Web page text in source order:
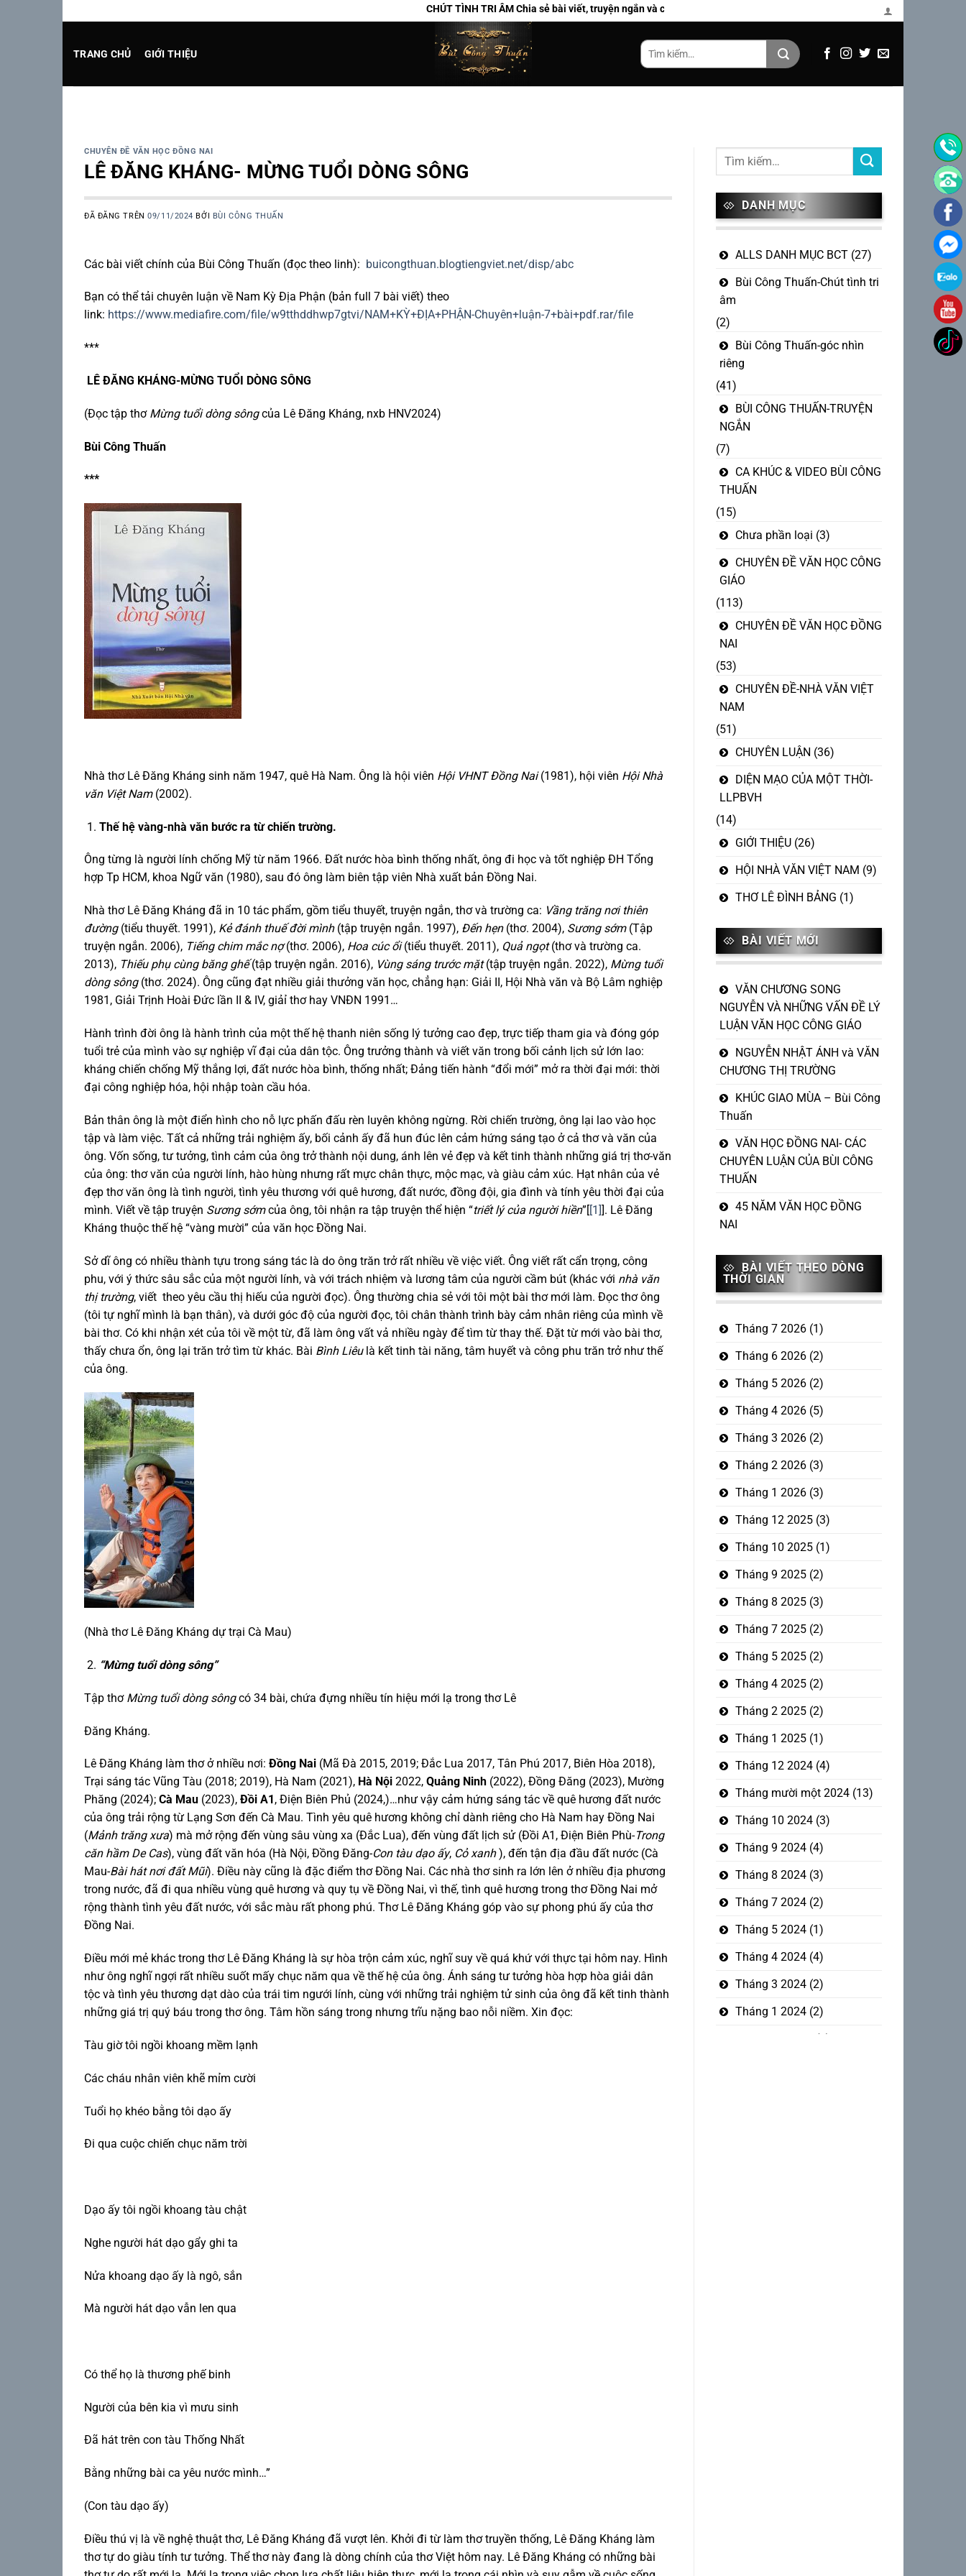
đến
dung
CHÚT TÌNH TRI ÂM Chia sẻ bài viết, truyện ngắn và ca khúc của Bùi Công Thuấn
TRANG CHỦ GIỚI THIỆU
Tìm
kiếm:
CHUYÊN ĐỀ VĂN HỌC ĐỒNG NAI
LÊ ĐĂNG KHÁNG- MỪNG TUỔI DÒNG SÔNG
ĐÃ ĐĂNG TRÊN09/11/2024 BỞI BÙI CÔNG THUẤN
Các bài viết chính của Bùi Công Thuấn (đọc theo linh): buicongthuan.blogtiengviet.net/disp/abc
Bạn có thể tải chuyên luận về Nam Kỳ Địa Phận (bản full 7 bài viết) theo
link: https://www.mediafire.com/file/w9tthddhwp7gtvi/NAM+KỲ+ĐỊA+PHẬN-Chuyên+luận-7+bài+pdf.rar/file
***
LÊ ĐĂNG KHÁNG-MỪNG TUỔI DÒNG SÔNG
(Đọc tập thơ Mừng tuổi dòng sôngcủa Lê Đăng Kháng, nxb HNV2024)
Bùi Công Thuấn
***
Nhà thơ Lê Đăng Kháng sinh năm 1947, quê Hà Nam. Ông là hội viên Hội VHNT Đồng Nai(1981), hội viên Hội Nhà
văn Việt Nam(2002).
Thế hệ vàng-nhà văn bước ra từ chiến trường.
Ông từng là người lính chống Mỹ từ năm 1966. Đất nước hòa bình thống nhất, ông đi học và tốt nghiệp ĐH Tổng
hợp Tp HCM, khoa Ngữ văn (1980), sau đó ông làm biên tập viên Nhà xuất bản Đồng Nai.
Nhà thơ Lê Đăng Kháng đã in 10 tác phẩm, gồm tiểu thuyết, truyện ngắn, thơ và trường ca: Vầng trăng nơi thiên
đường(tiểu thuyết. 1991), Kẻ đánh thuế đời mình(tập truyện ngắn. 1997), Đến hẹn(thơ. 2004), Sương sớm(Tập
truyện ngắn. 2006), Tiếng chim mắc nợ(thơ. 2006), Hoa cúc ổi(tiểu thuyết. 2011), Quả ngọt(thơ và trường ca.
2013), Thiếu phụ cùng băng ghế(tập truyện ngắn. 2016), Vùng sáng trước mặt(tập truyện ngắn. 2022), Mừng tuổi
dòng sông(thơ. 2024). Ông cũng đạt nhiều giải thưởng văn học, chẳng hạn: Giải II, Hội Nhà văn và Bộ Lâm nghiệp
1981, Giải Trịnh Hoài Đức lần II & IV, giảỉ thơ hay VNĐN 1991…
Hành trình đời ông là hành trình của một thế hệ thanh niên sống lý tưởng cao đẹp, trực tiếp tham gia và đóng góp
tuổi trẻ của mình vào sự nghiệp vĩ đại của dân tộc. Ông trưởng thành và viết văn trong bối cảnh lịch sử lớn lao:
kháng chiến chống Mỹ thắng lợi, đất nước hòa bình, thống nhất; Đảng tiến hành “đổi mới” mở ra thời đại mới: thời
đại công nghiệp hóa, hội nhập toàn cầu hóa.
Bản thân ông là một điển hình cho nỗ lực phấn đấu rèn luyên không ngừng. Rời chiến trường, ông lại lao vào học
tập và làm việc. Tất cả những trải nghiệm ấy, bối cảnh ấy đã hun đúc lên cảm hứng sáng tạo ở cả thơ và văn của
ông. Vốn sống, tư tưởng, tình cảm của ông trở thành nội dung, ánh lên vẻ đẹp và kết tinh thành những giá trị thơ-văn
của ông: thơ văn của người lính, hào hùng nhưng rất mực chân thực, mộc mạc, và giàu cảm xúc. Hạt nhân của vẻ
đẹp thơ văn ông là tình người, tình yêu thương với quê hương, đất nước, đồng đội, gia đình và tính yêu thời đại của
mình. Viết về tập truyện Sương sớmcủa ông, tôi nhận ra tập truyện thể hiện “triết lý của người hiền”[[1]]. Lê Đăng
Kháng thuộc thế hệ “vàng mười” của văn học Đồng Nai.
Sở dĩ ông có nhiều thành tựu trong sáng tác là do ông trăn trở rất nhiều về việc viết. Ông viết rất cẩn trọng, công
phu, với ý thức sâu sắc của một người lính, và với trách nhiệm và lương tâm của người cầm bút (khác với nhà văn
thị trường, viết theo yêu cầu thị hiếu của người đọc). Ông thường chia sẻ với tôi một bài thơ mới làm. Đọc thơ ông
(tôi tự nghĩ mình là bạn thân), và dưới góc độ của người đọc, tôi chân thành trình bày cảm nhân riêng của mình về
bài thơ. Có khi nhận xét của tôi về một từ, đã làm ông vất vả nhiều ngày để tìm từ thay thế. Đặt từ mới vào bài thơ,
thấy chưa ổn, ông lại trăn trở tìm từ khác. Bài Bình Liêulà kết tinh tài năng, tâm huyết và công phu trăn trở như thế
của ông.
(Nhà thơ Lê Đăng Kháng dự trại Cà Mau)
“Mừng tuổi dòng sông”
Tập thơ Mừng tuổi dòng sôngcó 34 bài, chứa đựng nhiều tín hiệu mới lạ trong thơ Lê
Đăng Kháng.
Lê Đăng Kháng làm thơ ở nhiều nơi: Đồng Nai (Mã Đà 2015, 2019; Đắc Lua 2017, Tân Phú 2017, Biên Hòa 2018),
Trại sáng tác Vũng Tàu (2018; 2019), Hà Nam (2021), Hà Nội 2022, Quảng Ninh (2022), Đồng Đăng (2023), Mường
Phăng (2024); Cà Mau (2023), Đồi A1 , Điện Biên Phủ (2024,)…như vậy cảm hứng sáng tác về quê hương đất nước
của ông trải rộng từ Lạng Sơn đến Cà Mau. Tình yêu quê hương không chỉ dành riêng cho Hà Nam hay Đồng Nai
(Mảnh trăng xưa) mà mở rộng đến vùng sâu vùng xa (Đắc Lua), đến vùng đất lịch sử (Đồi A1, Điện Biên Phù-Trong
căn hầm De Cas), vùng đất văn hóa (Hà Nội, Đồng Đăng-Con tàu dạo ấy, Cỏ xanh), đến tận địa đầu đất nước (Cà
Mau-Bài hát nơi đất Mũi). Điều này cũng là đặc điểm thơ Đồng Nai. Các nhà thơ sinh ra lớn lên ở nhiều địa phương
trong nước, đã đi qua nhiều vùng quê hương và quy tụ về Đồng Nai, vì thế, tình quê hương trong thơ Đồng Nai mở
rộng thành tình yêu đất nước, với sắc màu rất phong phú. Thơ Lê Đăng Kháng góp vào sự phong phú ấy của thơ
Đồng Nai.
Điều mới mẻ khác trong thơ Lê Đăng Kháng là sự hòa trộn cảm xúc, nghĩ suy về quá khứ với thực tại hôm nay. Hình
như ông nghĩ ngợi rất nhiều suốt mấy chục năm qua về thế hệ của ông. Ánh sáng tư tưởng hòa hợp hòa giải dân
tộc và tình yêu thương dạt dào của trái tim ngưới lính, cùng với những trải nghiệm tử sinh của ông đã kết tinh thành
những giá trị quý báu trong thơ ông. Tâm hồn sáng trong nhưng trĩu nặng bao nỗi niềm. Xin đọc:
Tàu giờ tôi ngồi khoang mềm lạnh
Các cháu nhân viên khẽ mỉm cười
Tuổi họ khéo bằng tôi dạo ấy
Đi qua cuộc chiến chục năm trời
Dạo ấy tôi ngồi khoang tàu chật
Nghe người hát dạo gẩy ghi ta
Nửa khoang dạo ấy là ngô, sắn
Mà người hát dạo vẫn len qua
Có thể họ là thương phế binh
Người của bên kia vì mưu sinh
Đã hát trên con tàu Thống Nhất
Bằng những bài ca yêu nước mình…”
(Con tàu dạo ấy)
Điều thú vị là về nghệ thuật thơ, Lê Đăng Kháng đã vượt lên. Khởi đi từ làm thơ truyền thống, Lê Đăng Kháng làm
thơ tự do giàu tính tư tưởng. Thể thơ này đang là dòng chính của thơ Việt hôm nay. Lê Đăng Kháng có những bài
DANH MỤC
ALLS DANH MỤC BCT(27)
Bùi Công Thuấn-Chút tình tri
âm
(2)
Bùi Công Thuấn-góc nhìn
riêng
(41)
BÙI CÔNG THUẤN-TRUYỆN
NGẮN
(7)
CA KHÚC & VIDEO BÙI CÔNG
THUẤN
(15)
Chưa phần loại (3)
CHUYÊN ĐỀ VĂN HỌC CÔNG
GIÁO
(113)
CHUYÊN ĐỀ VĂN HỌC ĐỒNG
NAI
(53)
CHUYÊN ĐỀ-NHÀ VĂN VIỆT
NAM
(51)
CHUYÊN LUẬN (36)
DIỆN MẠO CỦA MỘT THỜI-
LLPBVH
(14)
GIỚI THIỆU(26)
HỘI NHÀ VĂN VIỆT NAM (9)
THƠ LÊ ĐÌNH BẢNG (1)
BÀI VIẾT MỚI
VĂN CHƯƠNG SONG
NGUYỄN VÀ NHỮNG VẤN ĐỀ LÝ
LUẬN VĂN HỌC CÔNG GIÁO
NGUYỄN NHẬT ÁNH và VĂN
CHƯƠNG THỊ TRƯỜNG
KHÚC GIAO MÙA – Bùi Công
Thuấn
VĂN HỌC ĐỒNG NAI- CÁC
CHUYÊN LUẬN CỦA BÙI CÔNG
THUẤN
45 NĂM VĂN HỌC ĐỒNG
NAI
BÀI VIẾT THEO DÒNG
THỜI GIAN
Tháng 7 2026(1)
Tháng 6 2026(2)
Tháng 5 2026(2)
Tháng 4 2026(5)
Tháng 3 2026(2)
Tháng 2 2026(3)
Tháng 1 2026(3)
Tháng 12 2025(3)
Tháng 10 2025(1)
Tháng 9 2025(2)
Tháng 8 2025(3)
Tháng 7 2025(2)
Tháng 5 2025(2)
Tháng 4 2025(2)
Tháng 2 2025(2)
Tháng 1 2025(1)
Tháng 12 2024(4)
Tháng mười một 2024(13)
Tháng 10 2024(3)
Tháng 9 2024(4)
Tháng 8 2024(3)
Tháng 7 2024(2)
Tháng 5 2024(1)
Tháng 4 2024(4)
Tháng 3 2024(2)
Tháng 1 2024(2)
(5)